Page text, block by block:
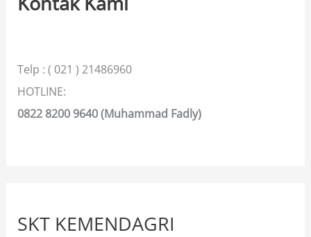
Telp : ( 021 ) 21486960
HOTLINE:
0822 8200 9640 (Muhammad Fadly)
SKT KEMENDAGRI